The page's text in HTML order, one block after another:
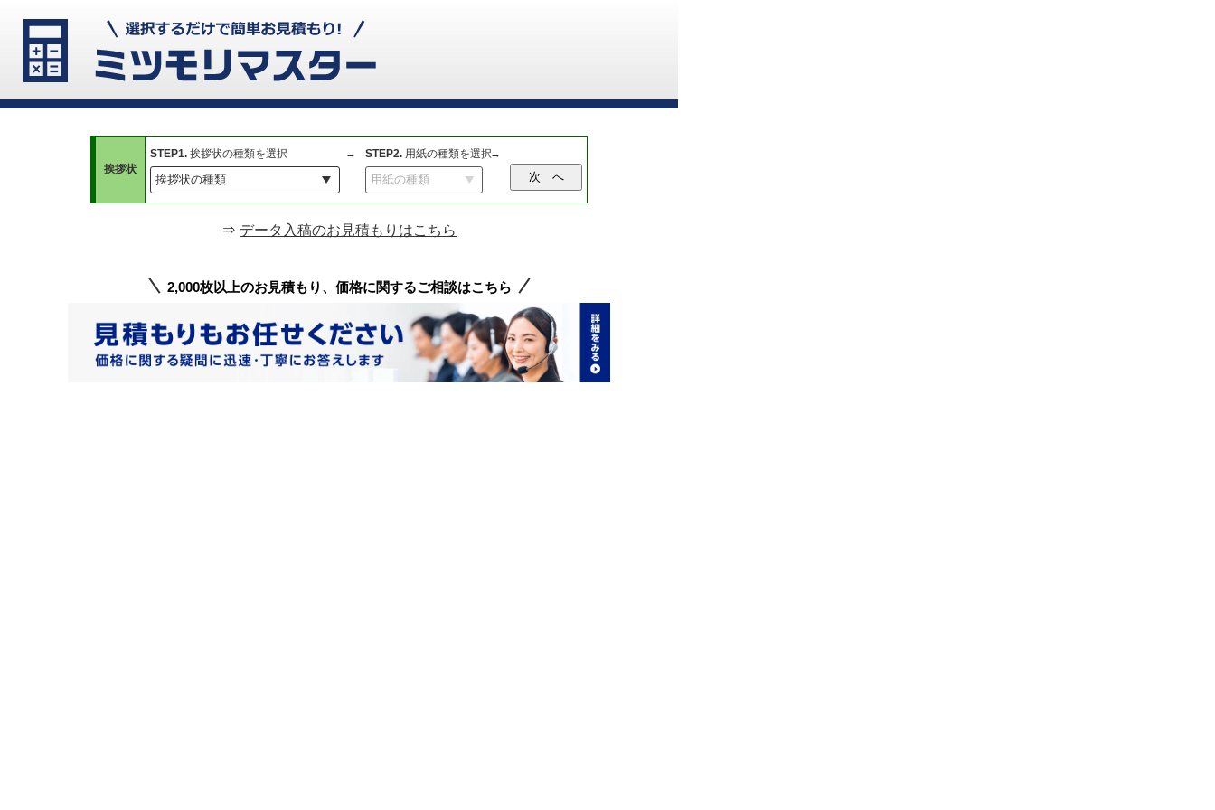
挨拶状
STEP1. 挨拶状の種類を選択 STEP2. 用紙の種類を選択
⇒ データ入稿のお見積もりはこちら
2,000枚以上のお見積もり、 価格に関するご相談はこちら